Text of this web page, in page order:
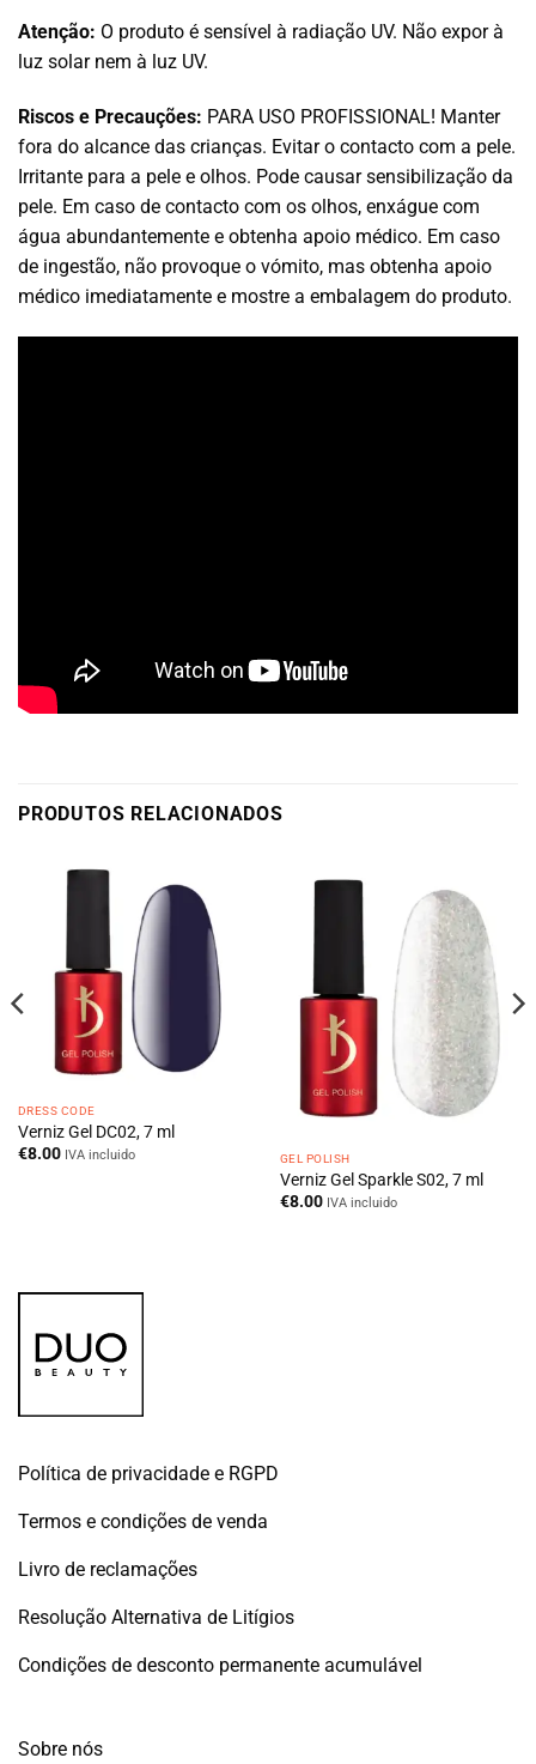
Atenção: O produto é sensível à radiação UV. Não expor à
luz solar nem à luz UV.
Riscos e Precauções: PARA USO PROFISSIONAL! Manter
fora do alcance das crianças. Evitar o contacto com a pele.
Irritante para a pele e olhos. Pode causar sensibilização da
pele. Em caso de contacto com os olhos, enxágue com
água abundantemente e obtenha apoio médico. Em caso
de ingestão, não provoque o vómito, mas obtenha apoio
médico imediatamente e mostre a embalagem do produto.
PRODUTOS RELACIONADOS
DRESS CODE
Verniz Gel DC02, 7 ml
€8.00 IVA incluido GEL POLISH
Verniz Gel Sparkle S02, 7 ml
€8.00 IVA incluido
Política de privacidade e RGPD
Termos e condições de venda
Livro de reclamações
Resolução Alternativa de Litígios
Condições de desconto permanente acumulável
Sobre nós